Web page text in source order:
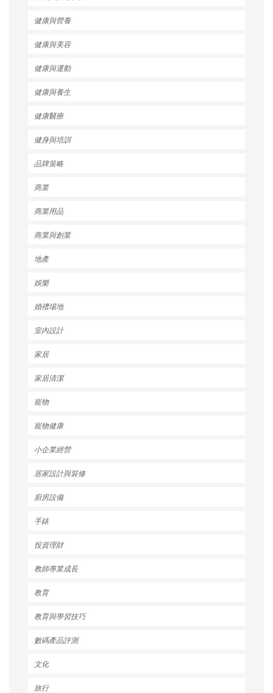
健康與營養
健康與美容
健康與運動
健康與養生
健康醫療
健身與培訓
品牌策略
商業
商業用品
商業與創業
地產
娛樂
婚禮場地
室內設計
家居
家居清潔
寵物
寵物健康
小企業經營
居家設計與裝修
廚房設備
手錶
投資理財
教師專業成長
教育
教育與學習技巧
數碼產品評測
文化
旅行